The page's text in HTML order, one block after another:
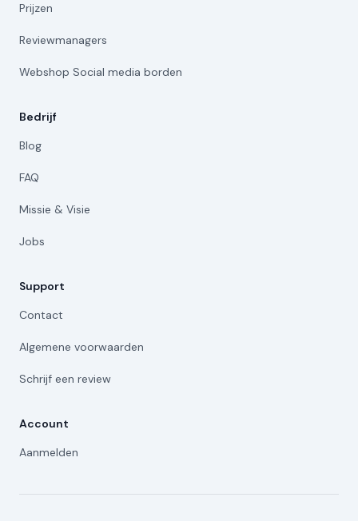
Prijzen
Reviewmanagers
Webshop Social media borden
Bedrijf
Blog
FAQ
Missie & Visie
Jobs
Support
Contact
Algemene voorwaarden
Schrijf een review
Account
Aanmelden